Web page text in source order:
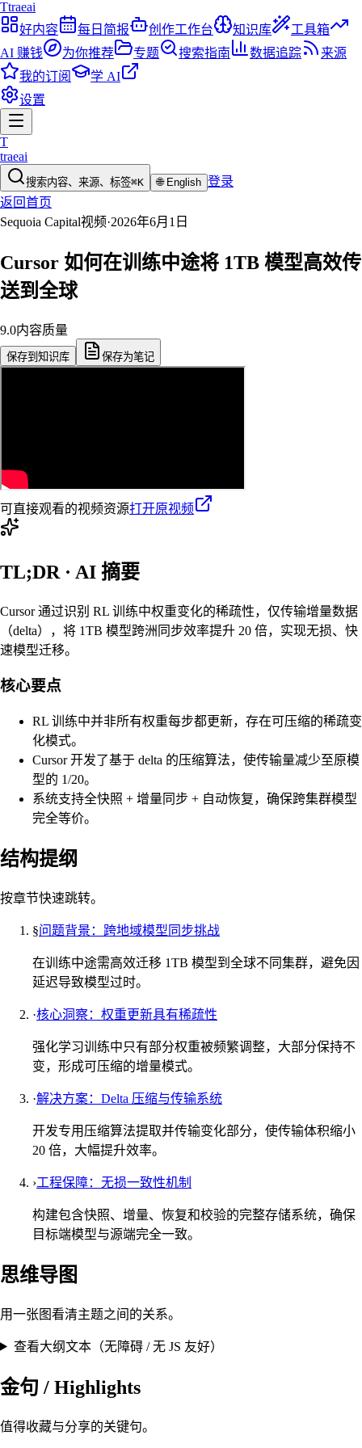
Ttraeai
好内容
每日简报 创作工作台 知识库
工具箱
AI 赚钱
为你推荐 专题 搜索指南 数据追踪
来源
我的订阅
学 AI
设置
T
traeai
搜索内容、来源、标签⌘K 🌐 English 登录
返回首页
Sequoia Capital视频·2026年6月1日
Cursor 如何在训练中途将 1TB 模型高效传
送到全球
9.0内容质量
保存到知识库 保存为笔记
可直接观看的视频资源打开原视频
TL;DR · AI 摘要
Cursor 通过识别 RL 训练中权重变化的稀疏性，仅传输增量数据
（delta），将 1TB 模型跨洲同步效率提升 20 倍，实现无损、快
速模型迁移。
核心要点
RL 训练中并非所有权重每步都更新，存在可压缩的稀疏变
化模式。
Cursor 开发了基于 delta 的压缩算法，使传输量减少至原模
型的 1/20。
系统支持全快照 + 增量同步 + 自动恢复，确保跨集群模型
完全等价。
结构提纲
按章节快速跳转。
§问题背景：跨地域模型同步挑战
在训练中途需高效迁移 1TB 模型到全球不同集群，避免因
延迟导致模型过时。
·核心洞察：权重更新具有稀疏性
强化学习训练中只有部分权重被频繁调整，大部分保持不
变，形成可压缩的增量模式。
·解决方案：Delta 压缩与传输系统
开发专用压缩算法提取并传输变化部分，使传输体积缩小
20 倍，大幅提升效率。
›工程保障：无损一致性机制
构建包含快照、增量、恢复和校验的完整存储系统，确保
目标端模型与源端完全一致。
思维导图
用一张图看清主题之间的关系。
查看大纲文本（无障碍 / 无 JS 友好）
金句 / Highlights
值得收藏与分享的关键句。